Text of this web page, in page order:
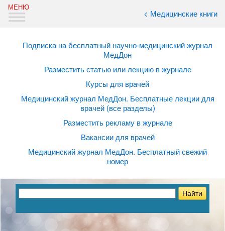
< Медицинские книги
Подписка на бесплатный научно-медицинский журнал
МедДон
Разместить статью или лекцию в журнале
Курсы для врачей
Медицинский журнал МедДон. Бесплатные лекции для
врачей (все разделы)
Разместить рекламу в журнале
Вакансии для врачей
Медицинский журнал МедДон. Бесплатный свежий
номер